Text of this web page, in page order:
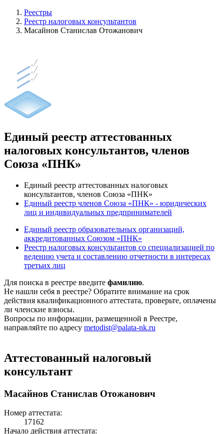
Реестры
Реестр налоговых консультантов
Масайнов Станислав Отожанович
Единый реестр аттестованных
налоговых консультантов, членов
Союза «ПНК»
Единый реестр аттестованных налоговых
консультантов, членов Союза «ПНК»
Единый реестр членов Союза «ПНК» - юридических
лиц и индивидуальных предпринимателей
Единый реестр образовательных организаций,
аккредитованных Союзом «ПНК»
Реестр налоговых консультантов со специализацией по
ведению учета и составлению отчетности в интересах
третьих лиц
Для поиска в реестре введите фамилию.
Не нашли себя в реестре? Обратите внимание на срок
действия квалификационного аттестата, проверьте, оплачены
ли членские взносы.
Вопросы по информации, размещенной в Реестре,
направляйте по адресу metodist@palata-nk.ru
Аттестованный налоговый
консультант
Масайнов Станислав Отожанович
Номер аттестата:
17162
Начало действия аттестата: